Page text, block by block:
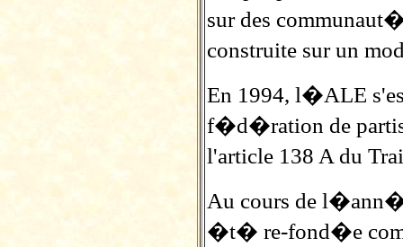
sur des
construite sur un
En 1994, l�ALE
f�d�ration de
l'article 138 A du
Au cours de
�t� re-fond�e